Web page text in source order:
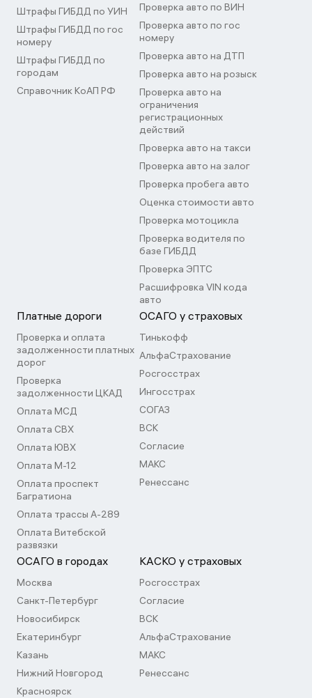
Штрафы ГИБДД по УИН
Штрафы ГИБДД по гос
номеру
Штрафы ГИБДД по
городам
Справочник КоАП РФ
Проверка авто по ВИН
Проверка авто по гос
номеру
Проверка авто на ДТП
Проверка авто на розыск
Проверка авто на
ограничения
регистрационных
действий
Проверка авто на такси
Проверка авто на залог
Проверка пробега авто
Оценка стоимости авто
Проверка мотоцикла
Проверка водителя по
базе ГИБДД
Проверка ЭПТС
Расшифровка VIN кода
авто
Платные дороги
Проверка и оплата
задолженности платных
дорог
Проверка
задолженности ЦКАД
Оплата МСД
Оплата СВХ
Оплата ЮВХ
Оплата М-12
Оплата проспект
Багратиона
Оплата трассы А-289
Оплата Витебской
развязки
ОСАГО у страховых
Тинькофф
АльфаСтрахование
Росгосстрах
Ингосстрах
СОГАЗ
ВСК
Согласие
МАКС
Ренессанс
ОСАГО в городах
Москва
Санкт-Петербург
Новосибирск
Екатеринбург
Казань
Нижний Новгород
Красноярск
КАСКО у страховых
Росгосстрах
Согласие
ВСК
АльфаСтрахование
МАКС
Ренессанс